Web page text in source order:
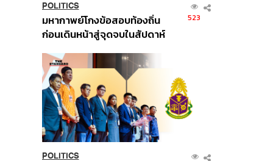
POLITICS
มหากาพย์โกงข้อสอบท้องถิ่น
ก่อนเดินหน้าสู่จุดจบในสัปดาห์
523
POLITICS